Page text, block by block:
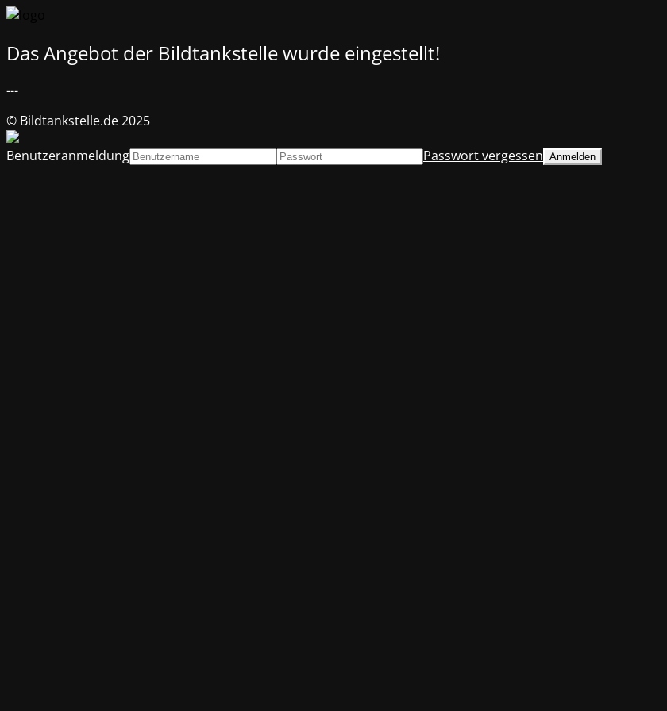
Das Angebot der Bildtankstelle wurde eingestellt!
---
© Bildtankstelle.de 2025
Benutzeranmeldung
Passwort vergessen